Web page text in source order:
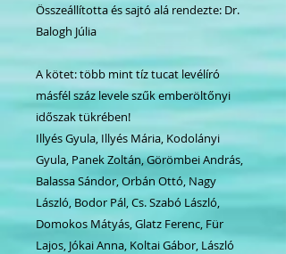
Összeállította és sajtó alá rendezte: Dr.
Balogh Júlia
A kötet: több mint tíz tucat levélíró
másfél száz levele szűk emberöltőnyi
időszak tükrében!
Illyés Gyula, Illyés Mária, Kodolányi
Gyula, Panek Zoltán, Görömbei András,
Balassa Sándor, Orbán Ottó, Nagy
László, Bodor Pál, Cs. Szabó László,
Domokos Mátyás, Glatz Ferenc, Für
Lajos, Jókai Anna, Koltai Gábor, László